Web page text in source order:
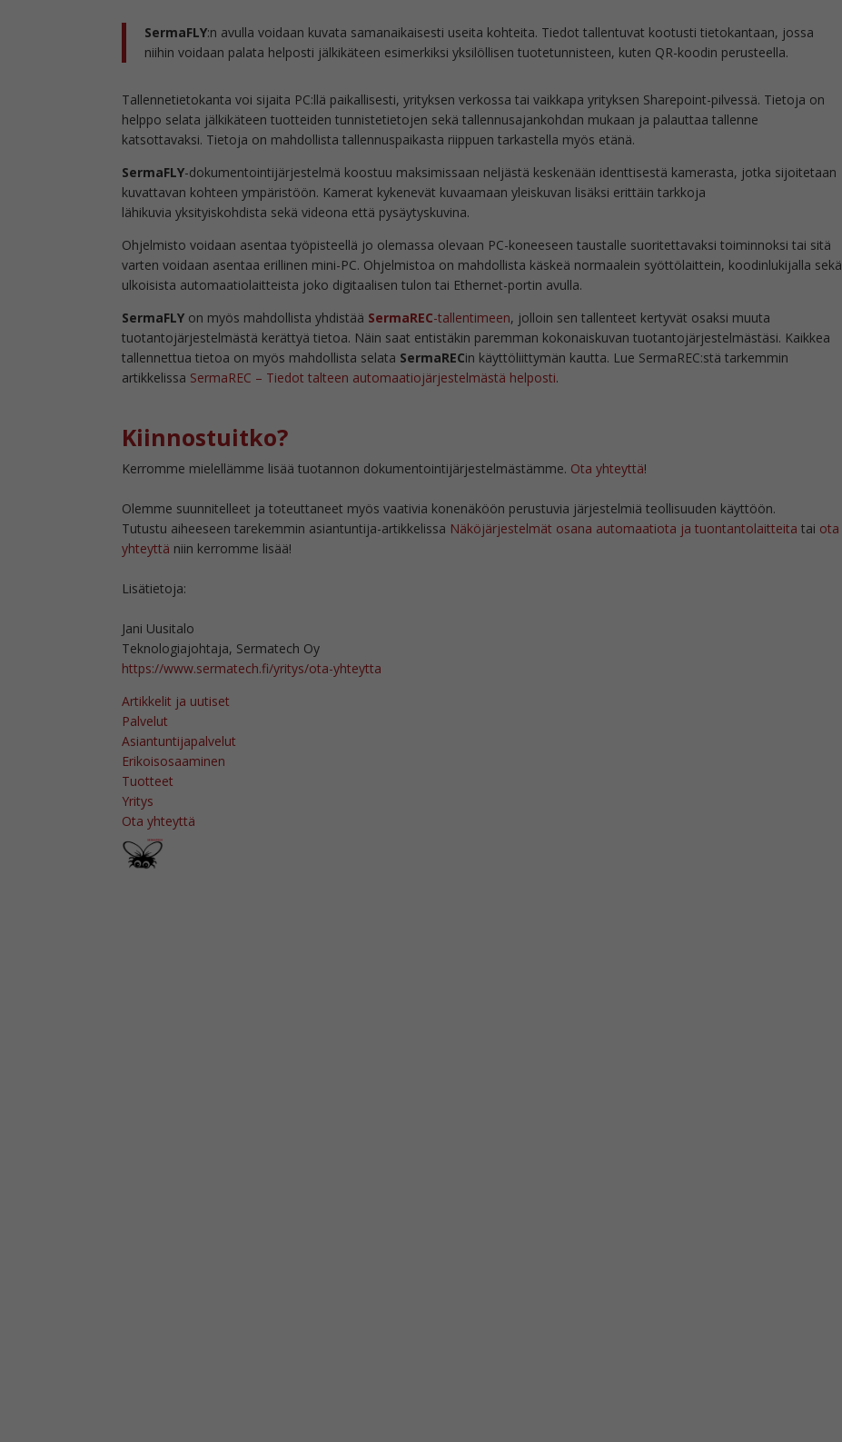
SermaFLY:n avulla voidaan kuvata samanaikaisesti useita kohteita. Tiedot tallentuvat kootusti tietokantaan, jossa
niihin voidaan palata helposti jälkikäteen esimerkiksi yksilöllisen tuotetunnisteen, kuten QR-koodin perusteella.
Tallennetietokanta voi sijaita PC:llä paikallisesti, yrityksen verkossa tai vaikkapa yrityksen Sharepoint-pilvessä. Tietoja on
helppo selata jälkikäteen tuotteiden tunnistetietojen sekä tallennusajankohdan mukaan ja palauttaa tallenne
katsottavaksi. Tietoja on mahdollista tallennuspaikasta riippuen tarkastella myös etänä.
SermaFLY-dokumentointijärjestelmä koostuu maksimissaan neljästä keskenään identtisestä kamerasta, jotka sijoitetaan
kuvattavan kohteen ympäristöön. Kamerat kykenevät kuvaamaan yleiskuvan lisäksi erittäin tarkkoja
lähikuvia yksityiskohdista sekä videona että pysäytyskuvina.
Ohjelmisto voidaan asentaa työpisteellä jo olemassa olevaan PC-koneeseen taustalle suoritettavaksi toiminnoksi tai sitä
varten voidaan asentaa erillinen mini-PC. Ohjelmistoa on mahdollista käskeä normaalein syöttölaittein, koodinlukijalla sekä
ulkoisista automaatiolaitteista joko digitaalisen tulon tai Ethernet-portin avulla.
SermaFLY on myös mahdollista yhdistää SermaREC-tallentimeen, jolloin sen tallenteet kertyvät osaksi muuta
tuotantojärjestelmästä kerättyä tietoa. Näin saat entistäkin paremman kokonaiskuvan tuotantojärjestelmästäsi. Kaikkea
tallennettua tietoa on myös mahdollista selata SermaRECin käyttöliittymän kautta. Lue SermaREC:stä tarkemmin
artikkelissa SermaREC – Tiedot talteen automaatiojärjestelmästä helposti.
Kiinnostuitko?
Kerromme mielellämme lisää tuotannon dokumentointijärjestelmästämme. Ota yhteyttä!
Olemme suunnitelleet ja toteuttaneet myös vaativia konenäköön perustuvia järjestelmiä teollisuuden käyttöön.
Tutustu aiheeseen tarekemmin asiantuntija-artikkelissa Näköjärjestelmät osana automaatiota ja tuontantolaitteita tai ota
yhteyttä niin kerromme lisää!
Lisätietoja:
Jani Uusitalo
Teknologiajohtaja, Sermatech Oy
https://www.sermatech.fi/yritys/ota-yhteytta
Artikkelit ja uutiset
Palvelut
Asiantuntijapalvelut
Erikoisosaaminen
Tuotteet
Yritys
Ota yhteyttä